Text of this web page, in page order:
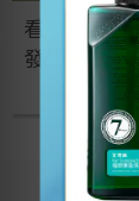
看不見的頭
發炎缺⽔，